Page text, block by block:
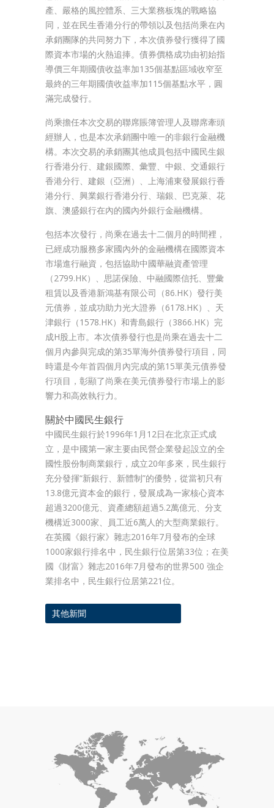
產、嚴格的風控體系、三大業務板塊的戰略協
同，並在民生香港分行的帶領以及包括尚乘在內
承銷團隊的共同努力下，本次債券發行獲得了國
際資本市場的火熱追捧。債券價格成功由初始指
導價三年期國債收益率加135個基點區域收窄至
最終的三年期國債收益率加115個基點水平，圓
滿完成發行。
尚乘擔任本次交易的聯席賬簿管理人及聯席牽頭
經辦人，也是本次承銷團中唯一的非銀行金融機
構。本次交易的承銷團其他成員包括中國民生銀
行香港分行、建銀國際、彙豐、中銀、交通銀行
香港分行、建銀（亞洲）、上海浦東發展銀行香
港分行、興業銀行香港分行、瑞銀、巴克萊、花
旗、澳盛銀行在內的國內外銀行金融機構。
包括本次發行，尚乘在過去十二個月的時間裡，
已經成功服務多家國內外的金融機構在國際資本
市場進行融資，包括協助中國華融資產管理
（2799.HK）、思諾保險、中融國際信托、豐彙
租賃以及香港新鴻基有限公司（86.HK）發行美
元債券，並成功助力光大證券（6178.HK）、天
津銀行（1578.HK）和青島銀行（3866.HK）完
成H股上市。本次債券發行也是尚乘在過去十二
個月內參與完成的第35單海外債券發行項目，同
時還是今年首四個月內完成的第15單美元債券發
行項目，彰顯了尚乘在美元債券發行市場上的影
響力和高效執行力。
關於中國民生銀行
中國民生銀行於1996年1月12日在北京正式成
立，是中國第一家主要由民營企業發起設立的全
國性股份制商業銀行，成立20年多來，民生銀行
充分發揮“新銀行、新體制”的優勢，從當初只有
13.8億元資本金的銀行，發展成為一家核心資本
超過3200億元、資產總額超過5.2萬億元、分支
機構近3000家、員工近6萬人的大型商業銀行。
在英國《銀行家》雜志2016年7月發布的全球
1000家銀行排名中，民生銀行位居第33位；在美
國《財富》雜志2016年7月發布的世界500 強企
業排名中，民生銀行位居第221位。
其他新聞